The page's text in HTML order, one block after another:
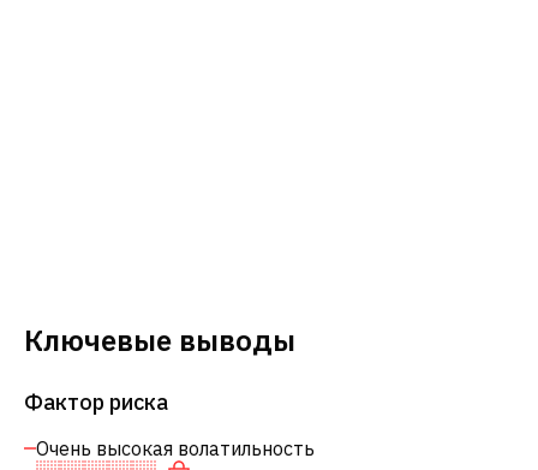
Ключевые выводы
Фактор риска
Очень высокая волатильность